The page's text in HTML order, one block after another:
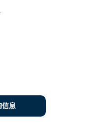
信息